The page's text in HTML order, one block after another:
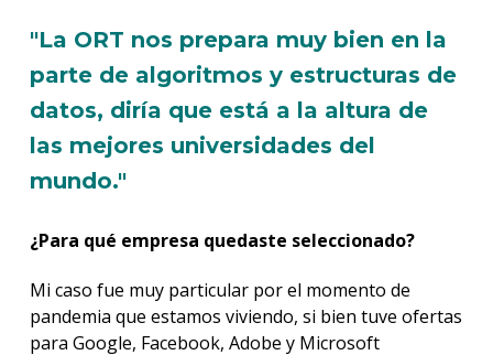
"La ORT nos prepara muy bien en la
parte de algoritmos y estructuras de
datos, diría que está a la altura de
las mejores universidades del
mundo."
¿Para qué empresa quedaste seleccionado?
Mi caso fue muy particular por el momento de
pandemia que estamos viviendo, si bien tuve ofertas
para Google, Facebook, Adobe y Microsoft